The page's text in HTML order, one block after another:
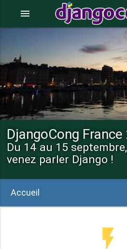
menu
DjangoCong France
Du 14 au 15
venez parler Django !
Accueil
flash_on